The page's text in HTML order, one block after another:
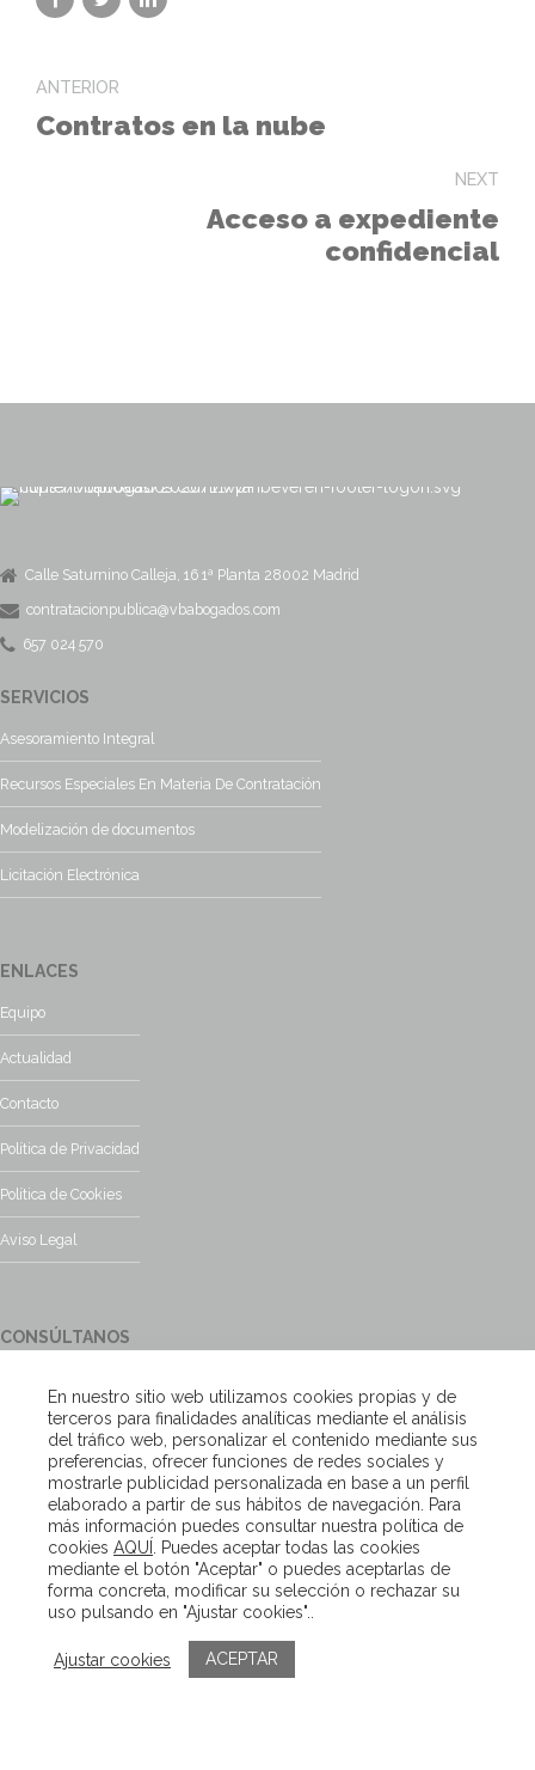
ANTERIOR
Contratos en la nube
NEXT
Acceso a expediente
confidencial
Calle Saturnino Calleja, 16 1ª Planta 28002 Madrid
contratacionpublica@vbabogados.com
657 024 570
SERVICIOS
Asesoramiento Integral
Recursos Especiales En Materia De Contratación
Modelización de documentos
Licitación Electrónica
ENLACES
Equipo
Actualidad
Contacto
Política de Privacidad
Política de Cookies
Aviso Legal
CONSÚLTANOS
encantados
Escríbenos
Copyright – Van Beveren 2020
En nuestro sitio web utilizamos cookies propias y de
terceros para finalidades analíticas mediante el análisis
del tráfico web, personalizar el contenido mediante sus
preferencias, ofrecer funciones de redes sociales y
mostrarle publicidad personalizada en base a un perfil
elaborado a partir de sus hábitos de navegación. Para
más información puedes consultar nuestra política de
cookies AQUÍ
. Puedes aceptar todas las cookies
mediante el botón "Aceptar" o puedes aceptarlas de
forma concreta, modificar su selección o rechazar su
uso pulsando en "Ajustar cookies"..
Ajustar cookies ACEPTAR